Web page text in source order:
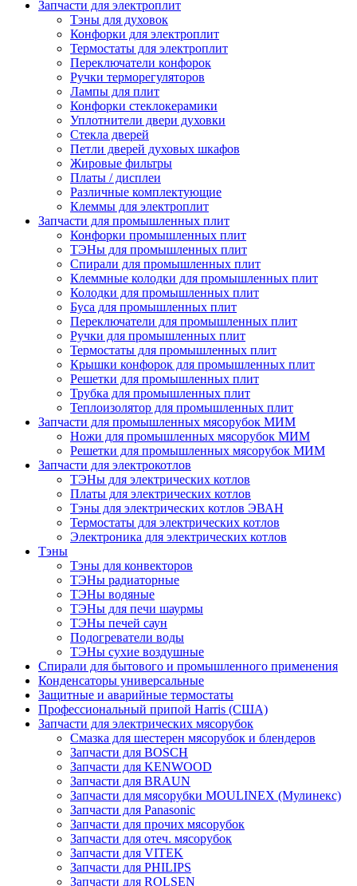
Запчасти для электроплит
Тэны для духовок
Конфорки для электроплит
Термостаты для электроплит
Переключатели конфорок
Ручки терморегуляторов
Лампы для плит
Конфорки стеклокерамики
Уплотнители двери духовки
Стекла дверей
Петли дверей духовых шкафов
Жировые фильтры
Платы / дисплеи
Различные комплектующие
Клеммы для электроплит
Запчасти для промышленных плит
Конфорки промышленных плит
ТЭНы для промышленных плит
Спирали для промышленных плит
Клеммные колодки для промышленных плит
Колодки для промышленных плит
Буса для промышленных плит
Переключатели для промышленных плит
Ручки для промышленных плит
Термостаты для промышленных плит
Крышки конфорок для промышленных плит
Решетки для промышленных плит
Трубка для промышленных плит
Теплоизолятор для промышленных плит
Запчасти для промышленных мясорубок МИМ
Ножи для промышленных мясорубок МИМ
Решетки для промышленных мясорубок МИМ
Запчасти для электрокотлов
ТЭНы для электрических котлов
Платы для электрических котлов
Тэны для электрических котлов ЭВАН
Термостаты для электрических котлов
Электроника для электрических котлов
Тэны
Тэны для конвекторов
ТЭНы радиаторные
ТЭНы водяные
ТЭНы для печи шаурмы
ТЭНы печей саун
Подогреватели воды
ТЭНы сухие воздушные
Спирали для бытового и промышленного применения
Конденсаторы универсальные
Защитные и аварийные термостаты
Профессиональный припой Harris (США)
Запчасти для электрических мясорубок
Смазка для шестерен мясорубок и блендеров
Запчасти для BOSCH
Запчасти для KENWOOD
Запчасти для BRAUN
Запчасти для мясорубки MOULINEX (Мулинекс)
Запчасти для Panasonic
Запчасти для прочих мясорубок
Запчасти для отеч. мясорубок
Запчасти для VITEK
Запчасти для PHILIPS
Запчасти для ROLSEN